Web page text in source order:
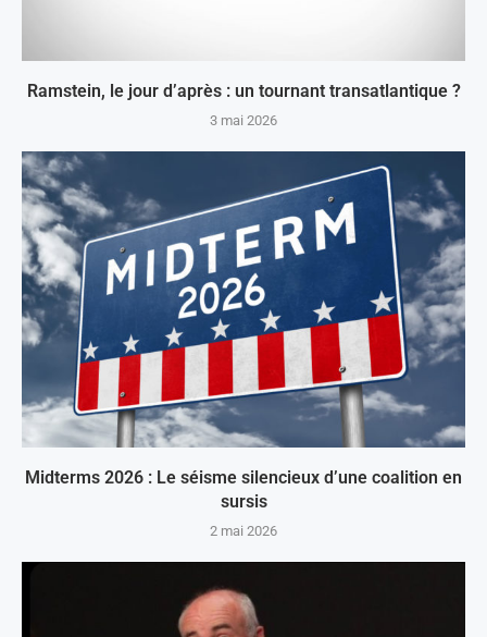
Ramstein, le jour d’après : un tournant transatlantique ?
3 mai 2026
Midterms 2026 : Le séisme silencieux d’une coalition en
sursis
2 mai 2026